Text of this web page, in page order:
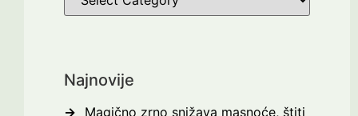
Najnovije
Magično zrno snižava masnoće, štiti